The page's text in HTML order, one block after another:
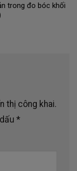
trong đo bóc khối
thị công khai.
*